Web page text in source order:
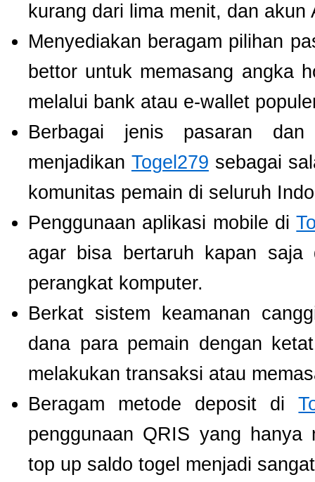
kurang dari lima menit, dan
Menyediakan beragam pilihan
bettor untuk memasang angka
melalui bank atau e-wallet
Berbagai jenis pasaran dan
menjadikan Togel279 sebagai
komunitas pemain di seluruh
Penggunaan aplikasi mobile di
agar bisa bertaruh kapan
perangkat komputer.
Berkat sistem keamanan
dana para pemain dengan
melakukan transaksi atau
Beragam metode deposit di
penggunaan QRIS yang hanya
top up saldo togel menjadi